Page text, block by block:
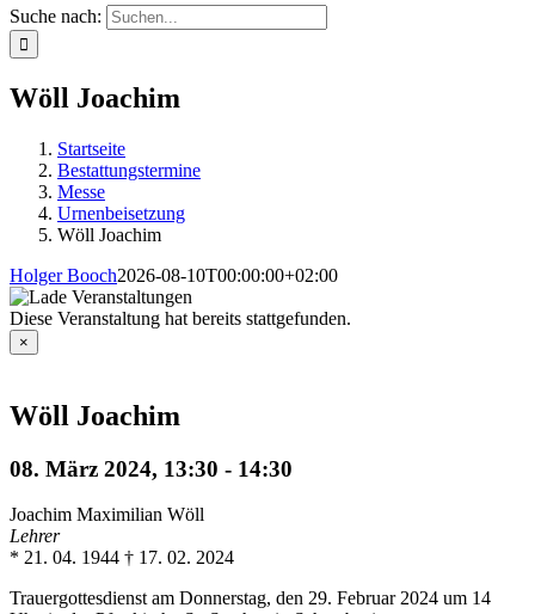
Suche nach:
Wöll Joachim
Startseite
Bestattungstermine
Messe
Urnenbeisetzung
Wöll Joachim
Holger Booch2026-08-10T00:00:00+02:00
Diese Veranstaltung hat bereits stattgefunden.
×
Wöll Joachim
08. März 2024, 13:30 - 14:30
Joachim Maximilian Wöll
Lehrer
* 21. 04. 1944 † 17. 02. 2024
Trauergottesdienst am Donnerstag, den 29. Februar 2024 um 14